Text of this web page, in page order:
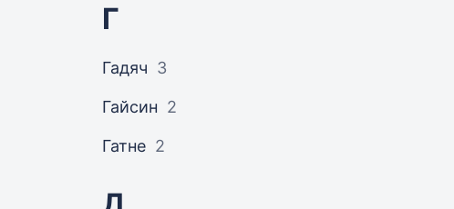
Г
Гадяч 3
Гайсин 2
Гатне 2